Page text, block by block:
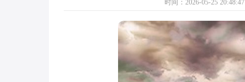
时间：2026-05-25 20:48:47